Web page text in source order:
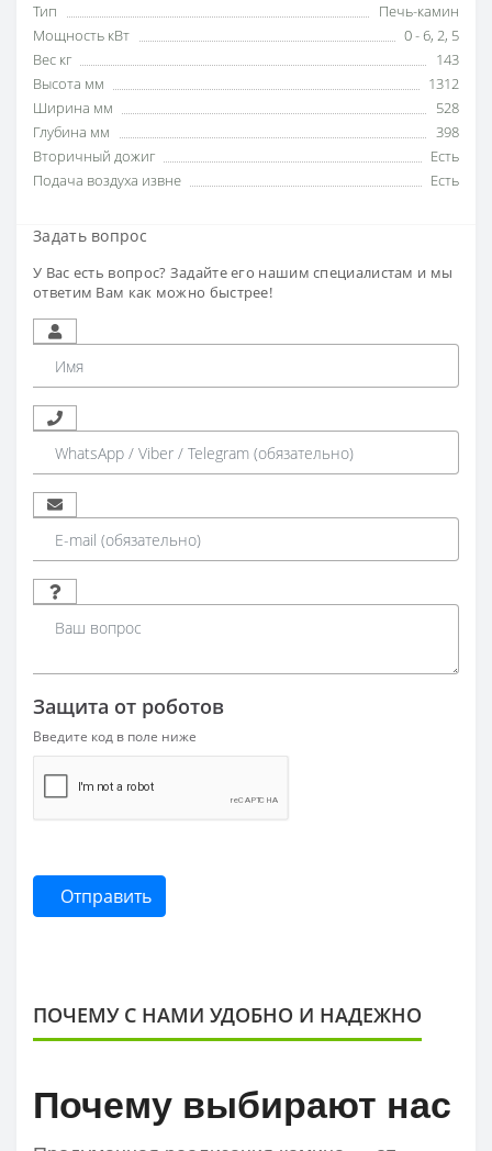
Тип
Печь-камин
Мощность кВт
0 - 6, 2, 5
Вес кг
143
Высота мм
1312
Ширина мм
528
Глубина мм
398
Вторичный дожиг
Есть
Подача воздуха извне
Есть
Задать вопрос
У Вас есть вопрос? Задайте его нашим специалистам и мы
ответим Вам как можно быстрее!
Защита от роботов
Введите код в поле ниже
Отправить
ПОЧЕМУ С НАМИ УДОБНО И НАДЕЖНО
Почему выбирают нас